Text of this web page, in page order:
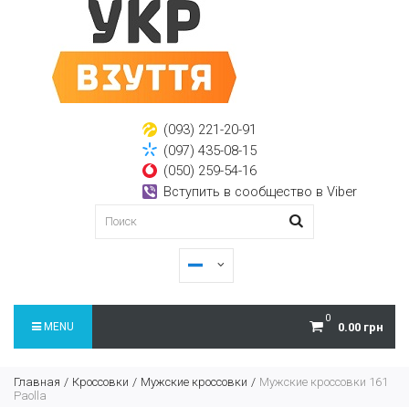
(093) 221-20-91
(097) 435-08-15
(050) 259-54-16
Вступить в сообщество в Viber
0
0.00 грн
MENU
Главная Кроссовки Мужские кроссовки
Мужские кроссовки 161
Paolla